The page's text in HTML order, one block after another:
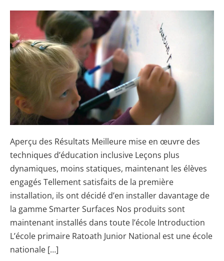
Peinture
Tableau
Blanc
dans
l’Éducation
Aperçu des Résultats Meilleure mise en œuvre des
techniques d’éducation inclusive Leçons plus
dynamiques, moins statiques, maintenant les élèves
engagés Tellement satisfaits de la première
installation, ils ont décidé d’en installer davantage de
la gamme Smarter Surfaces Nos produits sont
maintenant installés dans toute l’école Introduction
L’école primaire Ratoath Junior National est une école
nationale […]